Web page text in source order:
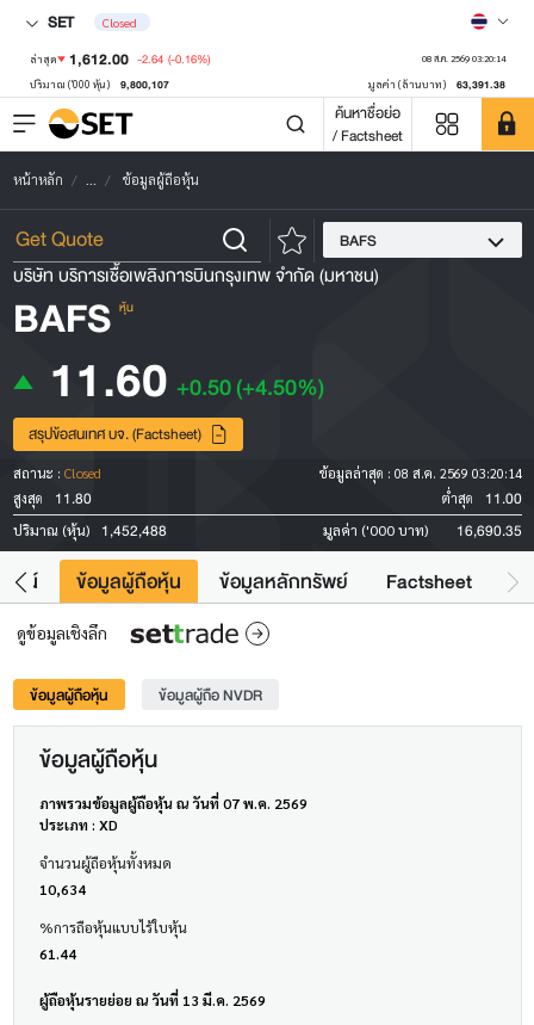
SET Closed
ล่าสุด 1,612.00 -2.64 (-0.16%) 08 ส.ค. 2569 03:20:14
ปริมาณ ('000 หุ้น) 9,800,107 มูลค่า (ล้านบาท) 63,391.38
ค้นหาชื่อย่อ
/ Factsheet
หน้าหลัก ... ข้อมูลผู้ถือหุ้น
BAFS
บริษัท บริการเชื้อเพลิงการบินกรุงเทพ จำกัด (มหาชน)
BAFS หุ้น
11.60 +0.50(+4.50%)
สรุปข้อสนเทศ บจ. (Factsheet)
สถานะ : Closed ข้อมูลล่าสุด : 08 ส.ค. 2569 03:20:14
สูงสุด
11.80 ต่ำสุด 11.00
ปริมาณ (หุ้น) 1,452,488 มูลค่า ('000 บาท) 16,690.35
ยชน์ ข้อมูลผู้ถือหุ้น ข้อมูลหลักทรัพย์ Factsheet
ดูข้อมูลเชิงลึก
ข้อมูลผู้ถือหุ้น ข้อมูลผู้ถือ NVDR
ข้อมูลผู้ถือหุ้น
ภาพรวมข้อมูลผู้ถือหุ้น ณ วันที่ 07 พ.ค. 2569
ประเภท : XD
จำนวนผู้ถือหุ้นทั้งหมด
10,634
%การถือหุ้นแบบไร้ใบหุ้น
61.44
ผู้ถือหุ้นรายย่อย ณ วันที่ 13 มี.ค. 2569